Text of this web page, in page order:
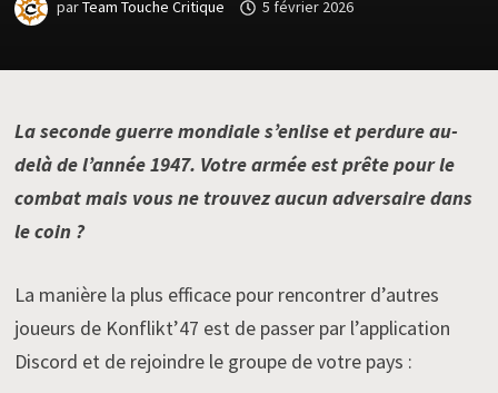
parTeam Touche Critique 5 février 2026
La seconde guerre mondiale s’enlise et perdure au-
delà de l’année 1947. Votre armée est prête pour le
combat mais vous ne trouvez aucun adversaire dans
le coin ?
La manière la plus efficace pour rencontrer d’autres
joueurs de Konflikt’47 est de passer par l’application
Discord et de rejoindre le groupe de votre pays :